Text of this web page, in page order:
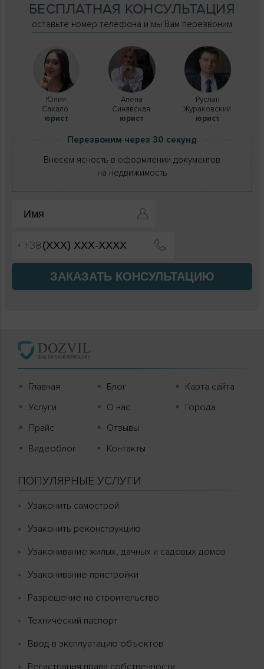
БЕСПЛАТНАЯ КОНСУЛЬТАЦИЯ
оставьте номер телефона и мы Вам перезвоним
Юлия
Сакало
юрист
Алена
Синявская
юрист
Руслан
Жураковский
юрист
Перезвоним через 30 секунд
Внесем ясность в оформлении документов
на недвижимость
ЗАКАЗАТЬ КОНСУЛЬТАЦИЮ
Главная
Услуги
Прайс
Видеоблог
Блог
О нас
Отзывы
Контакты
Карта сайта
Города
ПОПУЛЯРНЫЕ УСЛУГИ
Узаконить самострой
Узаконить реконструкцию
Узаконивание жилых, дачных и садовых домов
Узаконивание пристройки
Разрешение на строительство
Технический паспорт
Ввод в эксплуатацию объектов